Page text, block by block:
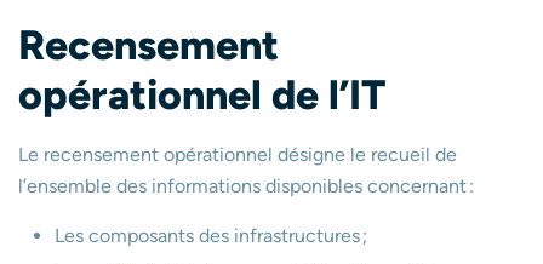
Recensement
opérationnel de l’IT
Le recensement opérationnel désigne le recueil de
l’ensemble des informations disponibles concernant :
Les composants des infrastructures ;